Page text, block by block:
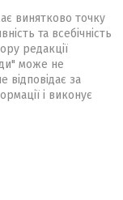
винятково точку
та всебічність
редакції
може не
відповідає за
і виконує